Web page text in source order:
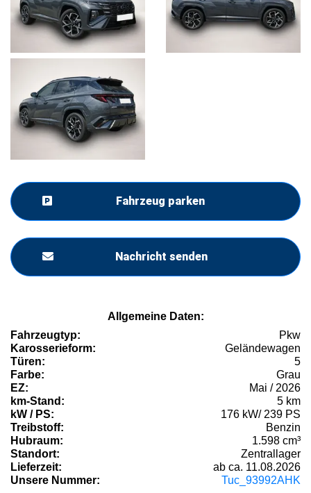
Fahrzeug parken
Nachricht senden
Allgemeine Daten:
Fahrzeugtyp:
Pkw
Karosserieform:
Geländewagen
Türen:
5
Farbe:
Grau
EZ:
Mai / 2026
km-Stand:
5 km
kW / PS:
176 kW/ 239 PS
Treibstoff:
Benzin
Hubraum:
1.598 cm³
Standort:
Zentrallager
Lieferzeit:
ab ca. 11.08.2026
Unsere Nummer:
Tuc_93992AHK